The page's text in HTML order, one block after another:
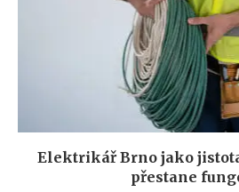
Elektrikář Brno jako
přestane